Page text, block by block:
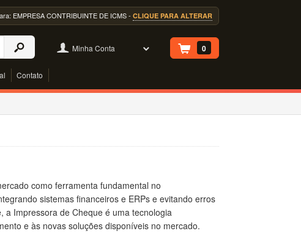
EMPRESA CONTRIBUINTE DE ICMS - CLIQUE PARA ALTERAR
Minha Conta 0
Contato
como ferramenta fundamental no
sistemas financeiros e ERPs e evitando erros
Impressora de Cheque é uma tecnologia
e às novas soluções disponíveis no mercado.